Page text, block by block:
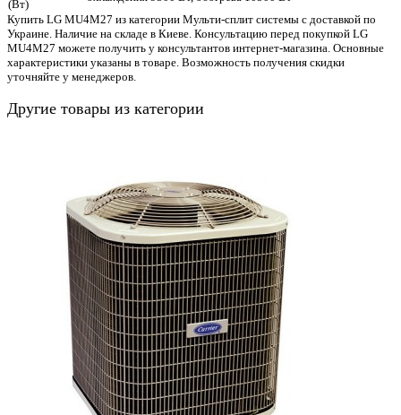
(Вт)
Купить LG MU4M27 из категории Мульти-сплит системы с доставкой по
Украине. Наличие на складе в Киеве. Консультацию перед покупкой LG
MU4M27 можете получить у консультантов интернет-магазина. Основные
характеристики указаны в товаре. Возможность получения скидки
уточняйте у менеджеров.
Другие товары из категории